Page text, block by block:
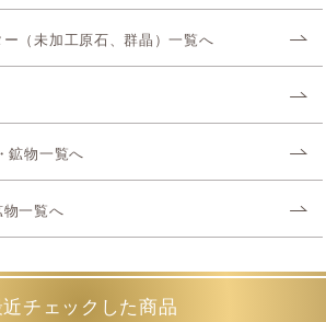
（未加工原石、群晶）一覧へ
鉱物一覧へ
物一覧へ
近チェックした商品